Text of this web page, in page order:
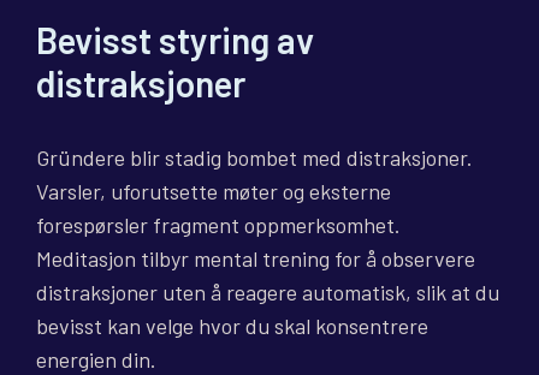
Bevisst styring av
distraksjoner
Gründere blir stadig bombet med distraksjoner.
Varsler, uforutsette møter og eksterne
forespørsler fragment oppmerksomhet.
Meditasjon tilbyr mental trening for å observere
distraksjoner uten å reagere automatisk, slik at du
bevisst kan velge hvor du skal konsentrere
energien din.